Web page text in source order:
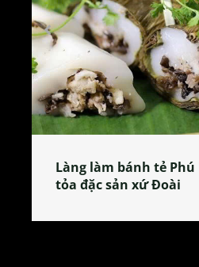
Làng làm bánh tẻ
tỏa đặc sản xứ Đoài